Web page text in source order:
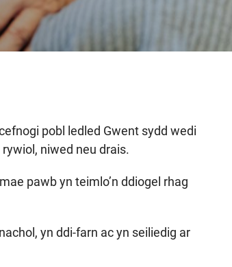
pobl ledled Gwent sydd wedi
niwed neu drais.
pawb yn teimlo’n ddiogel rhag
yn ddi-farn ac yn seiliedig ar